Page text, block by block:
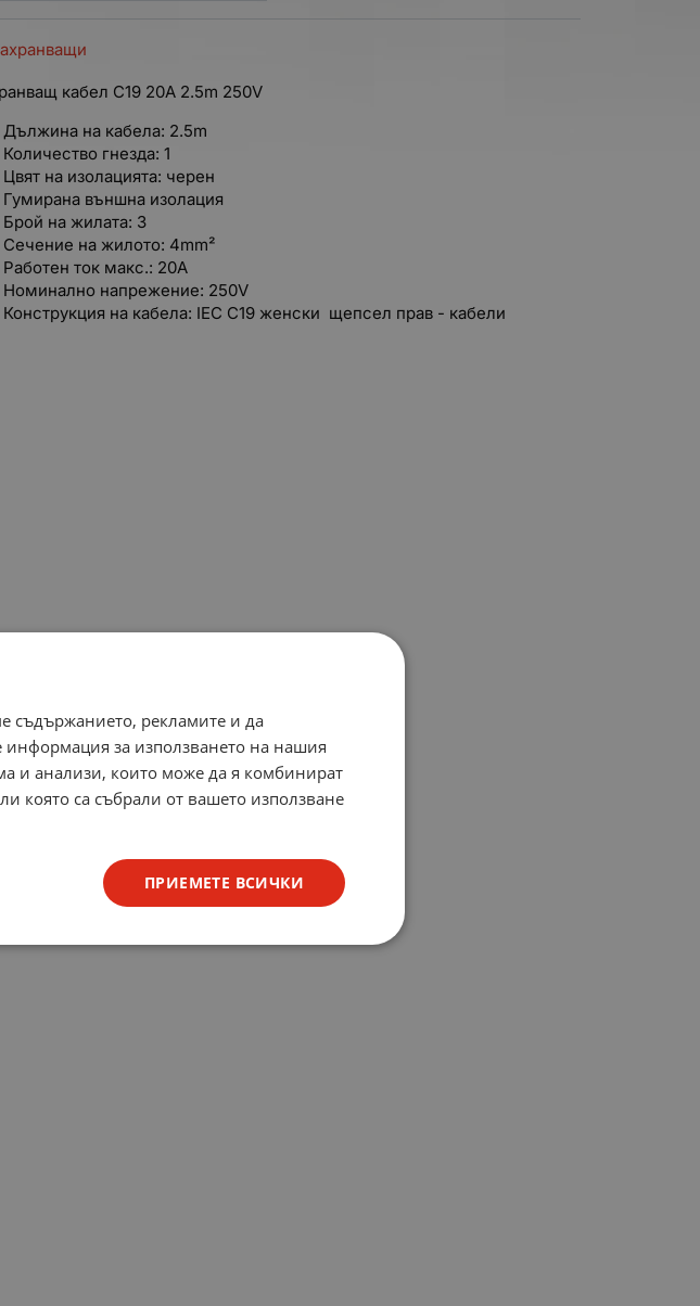
кабел C19 20A 2.5m 250V
Дължина на кабела: 2.5m
Количество гнезда: 1
Цвят на изолацията: черен
Гумирана външна изолация
Брой на жилата: 3
Сечение на жилото: 4mm²
Работен ток макс.: 20A
Номинално напрежение: 250V
Конструкция на кабела: IEC C19 женски щепсел прав - кабели
съдържанието, рекламите и да
за използването на нашия
и анализи, които може да я комбинират
която са събрали от вашето използване
ПРИЕМЕТЕ ВСИЧКИ